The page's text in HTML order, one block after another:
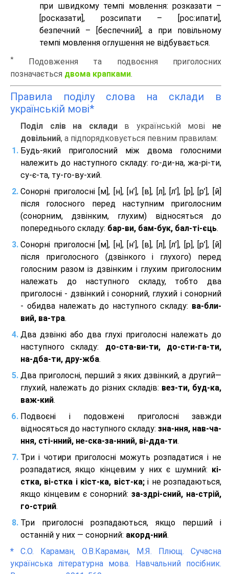
при швидкому темпі мовлення: розказати –
[росказати], розсипати – [роc:ипати],
безпечний – [беспечний], а при повільному
темпі мовлення оглушення не відбувається.
*
Подовження та подвоєння приголосних
позначається двома крапками.
Правила поділу слова на склади в
українській мові*
Поділ слів на складив українській мові не
довільний, а підпорядковується певним правилам:
Будь-який приголосний між двома голосними
належить до наступного складу: го-ди-на, жа-рі-ти,
су-є-та, ту-го-ву-хий.
Сонорні приголосні [м], [н], [н’], [в], [л], [л’], [р], [р’], [й]
після голосного перед наступним приголосним
(сонорним, дзвінким, глухим) відносяться до
попереднього складу: бар-ви, бам-бук, бал-ті-єць.
Сонорні приголосні [м], [н], [н’], [в], [л], [л’], [р], [р’], [й]
після приголосного (дзвінкого і глухого) перед
голосним разом із дзвінким і глухим приголосним
належать до наступного складу, тобто два
приголосні - дзвінкий і сонорний, глухий і сонорний
- обидва належать до наступного складу: ва-бли-
вий, ва-тра.
Два дзвінкі або два глухі приголосні належать до
наступного складу: до-ста-ви-ти, до-сти-га-ти,
на-дба-ти, дру-жба.
Два приголосні, перший з яких дзвінкий, а другий—
глухий, належать до різних складів: вез-ти, буд-ка,
важ-кий.
Подвоєні і подовжені приголосні завжди
відносяться до наступного складу: зна-ння, нав-ча-
ння, сті-нний, не-ска-за-нний, ві-дда-ти.
Три і чотири приголосні можуть розпадатися і не
розпадатися, якщо кінцевим у них є шумний: кі-
стка, ві-стка і кіст-ка, віст-ка;і не розпадаються,
якщо кінцевим є сонорний: за-здрі-сний, на-стрій,
го-стрий.
Три приголосні розпадаються, якщо перший і
останній у них — сонорний: акорд-ний.
* С.О. Караман, О.В.Караман, М.Я. Плющ. Сучасна
українська літературна мова. Навчальний посібник.